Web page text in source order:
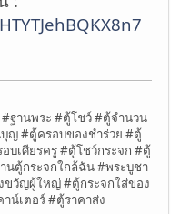
ฐานพระ #ตู้โชว์ #ตู้จำนวน
ญ #ตู้ครอบของชำร่วย #ตู้
บเศียรครู #ตู้โชว์กระจก #ตู้
นตู้กระจกใกล้ฉัน #พระบูชา
วัญผู้ใหญ่ #ตู้กระจกใส่ของ
น์เตอร์ #ตู้ราคาส่ง